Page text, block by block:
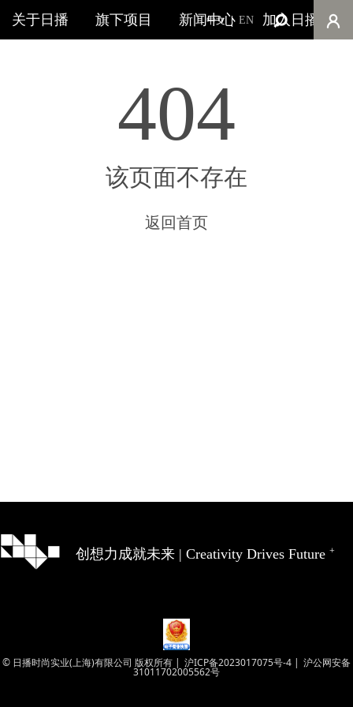
关于日播 旗下项目 新闻中心 加入日播
中文 EN
404
该页面不存在
返回首页
创想力成就未来 | Creativity Drives Future
© 日播时尚实业(上海)有限公司 版权所有 | 沪ICP备2023017075号-4 | 沪公网安备
31011702005562号